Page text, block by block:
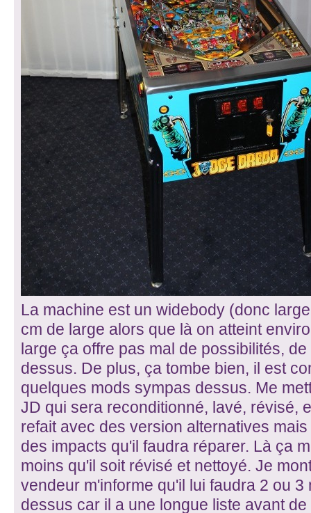
La machine est un widebody (donc
cm de large alors que là on atteint
large ça offre pas mal de possibilités,
dessus. De plus, ça tombe bien, il est
quelques mods sympas dessus. Me
JD qui sera reconditionné, lavé, révisé,
refait avec des version alternatives
des impacts qu'il faudra réparer. Là ça
moins qu'il soit révisé et nettoyé. Je
vendeur m'informe qu'il lui faudra 2 ou 3
dessus car il a une longue liste avant